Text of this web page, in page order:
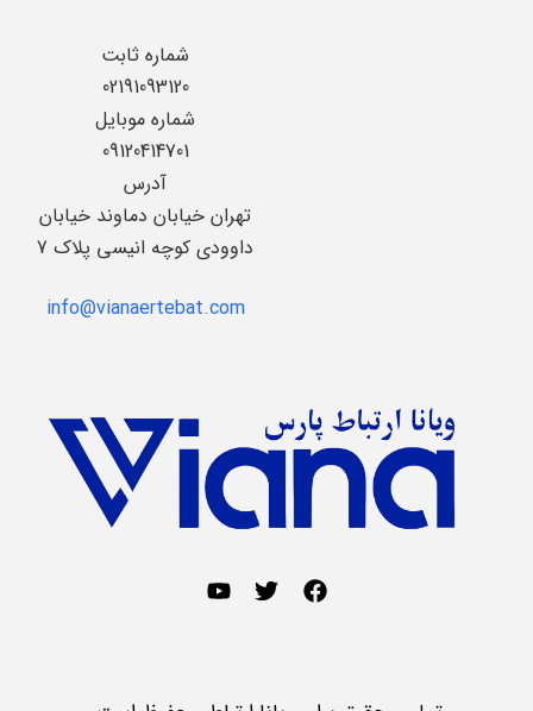
شماره ثابت
02191093120
شماره موبایل
09120414701
آدرس
تهران خیابان دماوند خیابان
داوودی کوچه انیسی پلاک 7
info@vianaertebat.com